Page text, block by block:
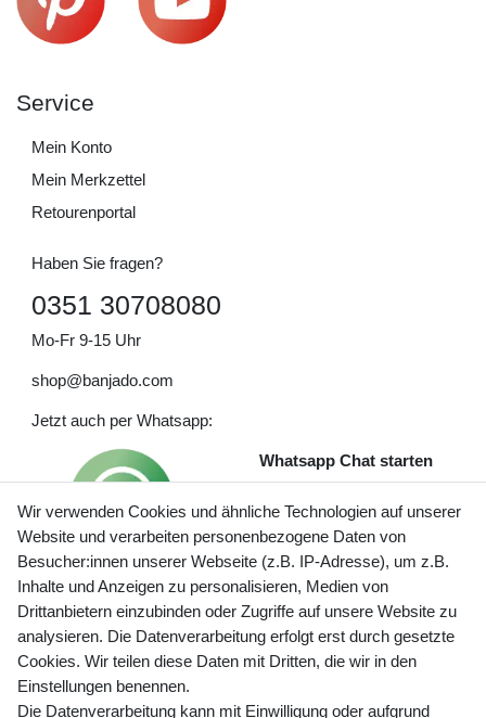
Service
Mein Konto
Mein Merkzettel
Retourenportal
Haben Sie fragen?
0351 30708080
Mo-Fr 9-15 Uhr
shop@banjado.com
Jetzt auch per Whatsapp:
Whatsapp Chat starten
Preisangaben inkl. gesetzl. MwSt. und zzgl. Service- und
Versandkosten
Wir verwenden Cookies und ähnliche Technologien auf unserer
Website und verarbeiten personenbezogene Daten von
Besucher:innen unserer Webseite (z.B. IP-Adresse), um z.B.
Inhalte und Anzeigen zu personalisieren, Medien von
Drittanbietern einzubinden oder Zugriffe auf unsere Website zu
analysieren. Die Datenverarbeitung erfolgt erst durch gesetzte
Cookies. Wir teilen diese Daten mit Dritten, die wir in den
Einstellungen benennen.
Die Datenverarbeitung kann mit Einwilligung oder aufgrund